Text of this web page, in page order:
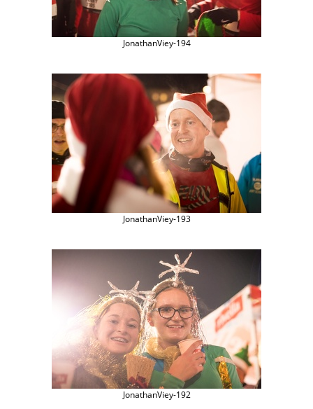
JonathanViey-194
JonathanViey-193
JonathanViey-192